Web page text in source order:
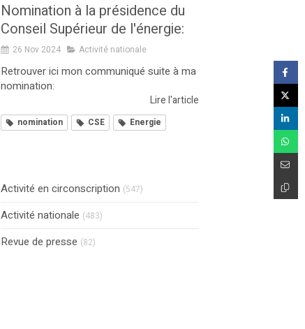
Nomination à la présidence du
Conseil Supérieur de l'énergie:
26 Nov 2024 Activité nationale
Retrouver ici mon communiqué suite à ma
nomination:
Lire l'article
nomination CSE Energie
Activité en circonscription (547)
Activité nationale (483)
Revue de presse (82)